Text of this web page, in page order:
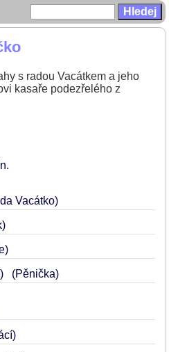
s radou Vacátkem a jeho
kasaře podezřelého z
Vacátko)
(Pěnička)